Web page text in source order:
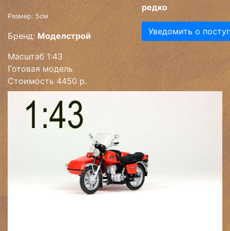
Размер: 5см
Бренд: Моделстрой
Масштаб 1:43
Готовая модель
Стоимость 4450 р.
редко
Уведомить о